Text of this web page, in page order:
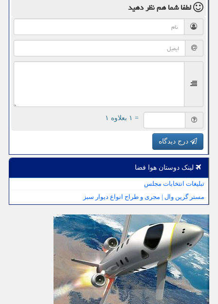
لطفا شما همنظر دهید
= ۱ بعلاوه ۱
درج دیدگاه
لینک دوستان هوا فضا
تبلیغات انتخابات مجلس
مستر گرین وال | مجری و طراح انواع دیوار سبز